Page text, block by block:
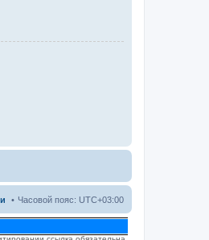
Часовой пояс: UTC+03:00